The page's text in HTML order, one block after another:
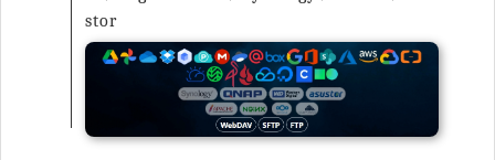
stor